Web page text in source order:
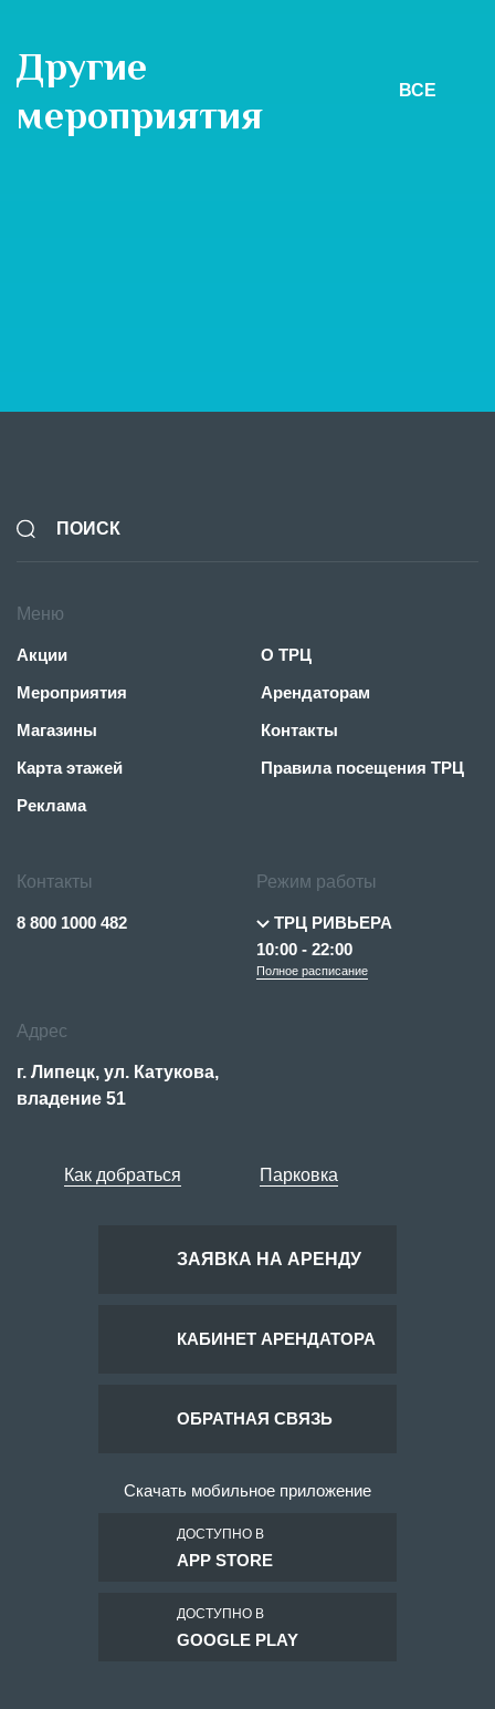
Другие
мероприятия
ВСЕ
Адрес
г. Липецк, ул. Катукова,
владение 51
Как добраться Парковка
ЗАЯВКА НА АРЕНДУ
Контакты
8 800 1000 482
Режим работы
ТРЦ РИВЬЕРА
10:00 - 22:00
Полное расписание
Меню
Акции
Мероприятия
Магазины
Карта этажей
Реклама
О ТРЦ
Арендаторам
Контакты
Правила посещения ТРЦ
КАБИНЕТ АРЕНДАТОРА
ОБРАТНАЯ СВЯЗЬ
Скачать мобильное приложение
ДОСТУПНО В
APP STORE
ДОСТУПНО В
GOOGLE PLAY